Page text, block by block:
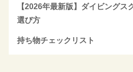
【2026年最新版】ダイビングス
選び方
持ち物チェックリスト